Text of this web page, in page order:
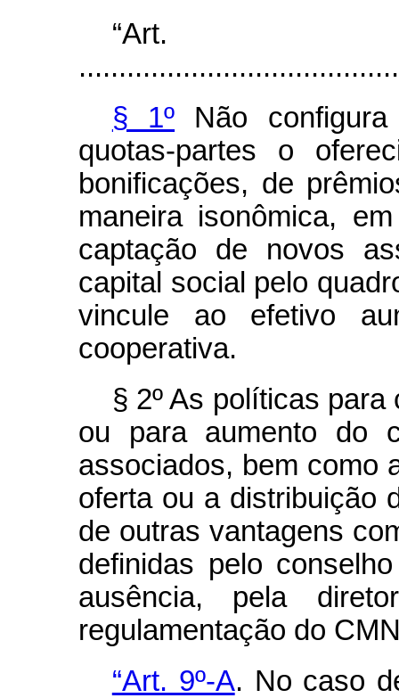
§ 1º Não
quotas-partes o
bonificações, de
maneira isonômica,
captação de novos
capital social pelo
vincule ao efetivo
cooperativa.
§ 2º As políticas
ou para aumento do
associados, bem como
oferta ou a distribuição
de outras vantagens
definidas pelo
ausência, pela
regulamentação do
“Art. 9º-A. No caso